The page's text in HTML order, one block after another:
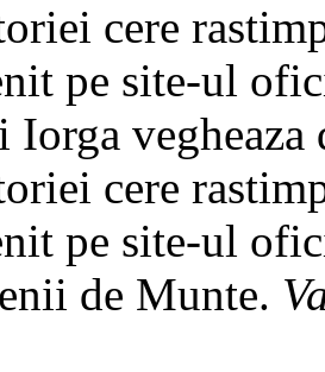
cere
pe site-ul
Iorga
cere
pe site-ul
de Munte.